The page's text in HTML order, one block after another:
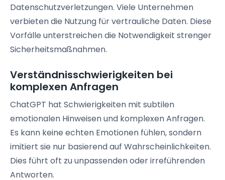
Datenschutzverletzungen. Viele Unternehmen
verbieten die Nutzung für vertrauliche Daten. Diese
Vorfälle unterstreichen die Notwendigkeit strenger
Sicherheitsmaßnahmen.
Verständnisschwierigkeiten bei
komplexen Anfragen
ChatGPT hat Schwierigkeiten mit subtilen
emotionalen Hinweisen und komplexen Anfragen.
Es kann keine echten Emotionen fühlen, sondern
imitiert sie nur basierend auf Wahrscheinlichkeiten.
Dies führt oft zu unpassenden oder irreführenden
Antworten.